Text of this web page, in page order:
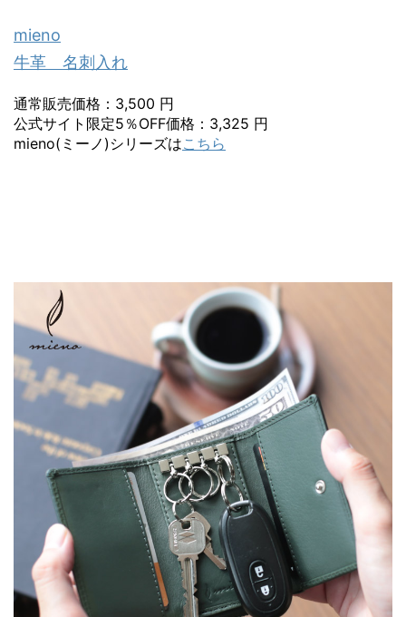
mieno
牛革 名刺入れ
通常販売価格：3,500 円
公式サイト限定5％OFF価格：3,325 円
mieno(ミーノ)シリーズはこちら